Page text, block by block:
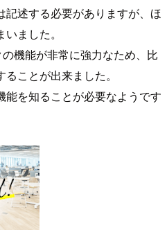
記述する必要がありますが、ほ
ました。
機能が非常に強力なため、比
ことが出来ました。
能を知ることが必要なようです